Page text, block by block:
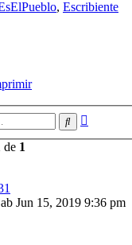
, Escribiente
Buscar
de 1
Jun 15, 2019 9:36 pm